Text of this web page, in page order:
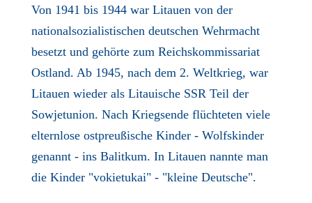
Von 1941 bis 1944 war Litauen von der
nationalsozialistischen deutschen Wehrmacht
besetzt und gehörte zum Reichskommissariat
Ostland. Ab 1945, nach dem 2. Weltkrieg, war
Litauen wieder als Litauische SSR Teil der
Sowjetunion. Nach Kriegsende flüchteten viele
elternlose ostpreußische Kinder - Wolfskinder
genannt - ins Balitkum. In Litauen nannte man
die Kinder "vokietukai" - "kleine Deutsche".